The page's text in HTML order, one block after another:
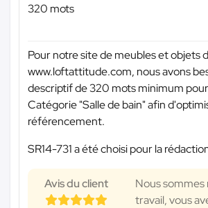
320 mots
Pour notre site de meubles et objets
www.loftattitude.com, nous avons
descriptif de 320 mots minimum
Catégorie "Salle de bain" afin
référencement.
SR14-731 a été choisi pour la
Avis du client
Nous sommes
travail, vous